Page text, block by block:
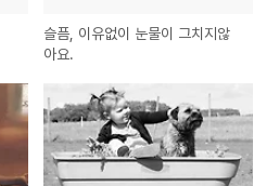
슬픔, 이유없이 눈물이 그치지않
아요.